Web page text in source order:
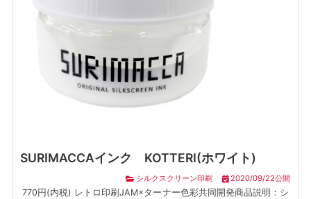
SURIMACCAインク KOTTERI(ホワイト)
シルクスクリーン印刷 2020/09/22公開
770円(内税) レトロ印刷JAM×ターナー色彩共同開発商品説明：シ